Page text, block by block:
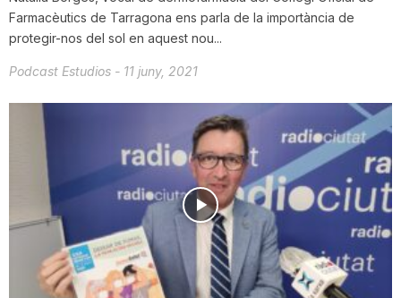
Farmacèutics de Tarragona ens parla de la importància de
protegir-nos del sol en aquest nou...
Podcast Estudios - 11 juny, 2021